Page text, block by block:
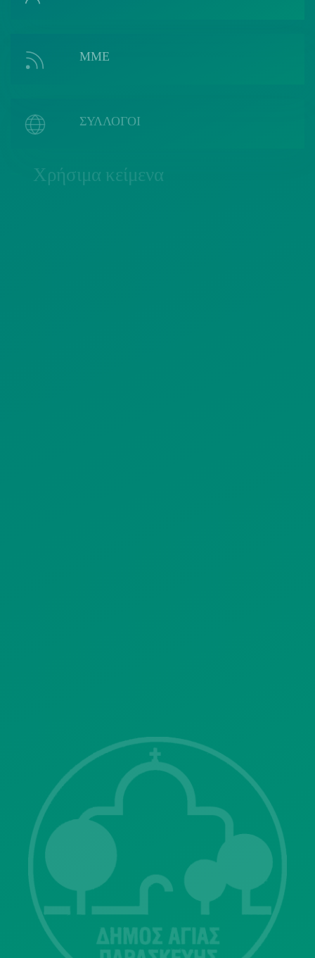
ΜΜΕ
ΣΥΛΛΟΓΟΙ
Χρήσιμα κείμενα
Λ. Μεσογείων 415-417 Τ.Κ.15343
Αγία Παρασκευή
213 2004500
dimos@agiaparaskevi.gr